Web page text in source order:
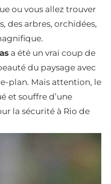
ou vous allez trouver
des arbres, orchidées,
a été un vrai coup de
du paysage avec
plan. Mais attention, le
et souffre d’une
la sécurité à Rio de